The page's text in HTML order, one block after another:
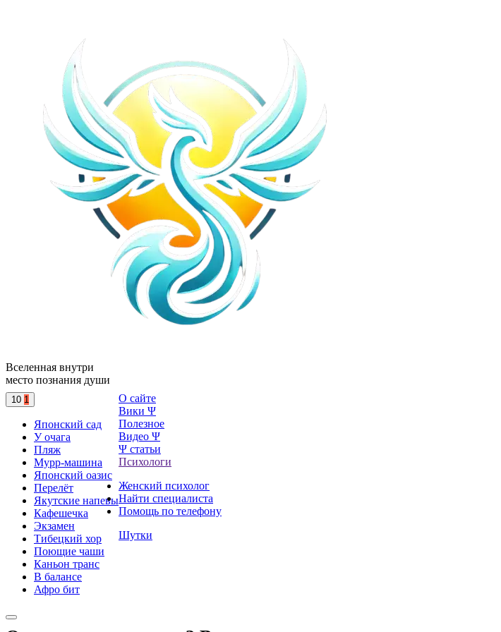
Вселенная внутри
место познания души
10 1
Японский сад
У очага
Пляж
Мурр-машина
Японский оазис
Перелёт
Якутские напевы
Кафешечка
Экзамен
Тибецкий хор
Поющие чаши
Каньон транс
В балансе
Афро бит
О сайте
Вики Ψ
Полезное
Видео Ψ
Ψ статьи
Психологи
Женский психолог
Найти специалиста
Помощь по телефону
Шутки